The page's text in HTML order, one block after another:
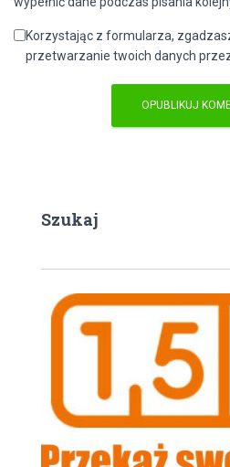
Korzystając z formularza,
przetwarzanie twoich danych
Szukaj
z